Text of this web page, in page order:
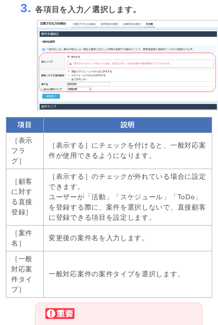
3.各項目を入力／選択します。
項目
説明
［表示
フラ
グ］
［表示する］にチェックを付けると、一般対応案
件が使用できるようになります。
［顧客
に対す
る直接
登録］
［表示する］のチェックが外れている場合に設定
できます。
ユーザーが「活動」「スケジュール」「ToDo」
を登録する際に、案件を選択しないで、直接顧客
に登録できる項目を設定します。
［案件
名］
変更後の案件名を入力します。
［一般
対応案
件タイ
プ］
一般対応案件の案件タイプを選択します。